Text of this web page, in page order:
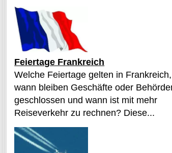
Feiertage Frankreich
Welche Feiertage gelten in Frankreich,
wann bleiben Geschäfte oder
geschlossen und wann ist mit mehr
Reiseverkehr zu rechnen? Diese...